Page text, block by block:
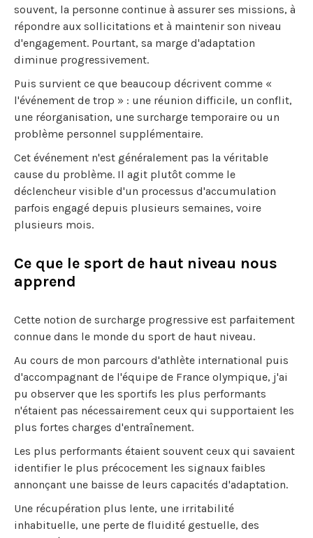
souvent, la personne continue à assurer ses missions, à
répondre aux sollicitations et à maintenir son niveau
d'engagement. Pourtant, sa marge d'adaptation
diminue progressivement.
Puis survient ce que beaucoup décrivent comme «
l'événement de trop » : une réunion difficile, un conflit,
une réorganisation, une surcharge temporaire ou un
problème personnel supplémentaire.
Cet événement n'est généralement pas la véritable
cause du problème. Il agit plutôt comme le
déclencheur visible d'un processus d'accumulation
parfois engagé depuis plusieurs semaines, voire
plusieurs mois.
Ce que le sport de haut niveau nous
apprend
Cette notion de surcharge progressive est parfaitement
connue dans le monde du sport de haut niveau.
Au cours de mon parcours d'athlète international puis
d'accompagnant de l'équipe de France olympique, j'ai
pu observer que les sportifs les plus performants
n'étaient pas nécessairement ceux qui supportaient les
plus fortes charges d'entraînement.
Les plus performants étaient souvent ceux qui savaient
identifier le plus précocement les signaux faibles
annonçant une baisse de leurs capacités d'adaptation.
Une récupération plus lente, une irritabilité
inhabituelle, une perte de fluidité gestuelle, des